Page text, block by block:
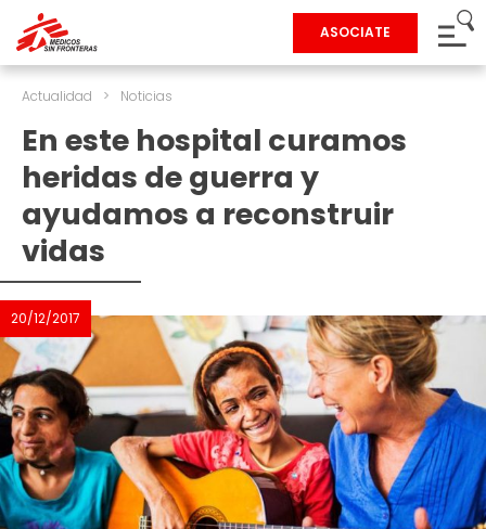
ASOCIATE
Actualidad > Noticias
En este hospital curamos
heridas de guerra y
ayudamos a reconstruir
vidas
20/12/2017